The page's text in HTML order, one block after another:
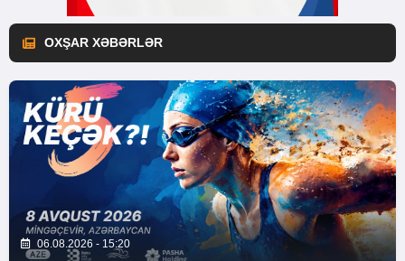
OXŞAR XƏBƏRLƏR
06.08.2026 - 15:20